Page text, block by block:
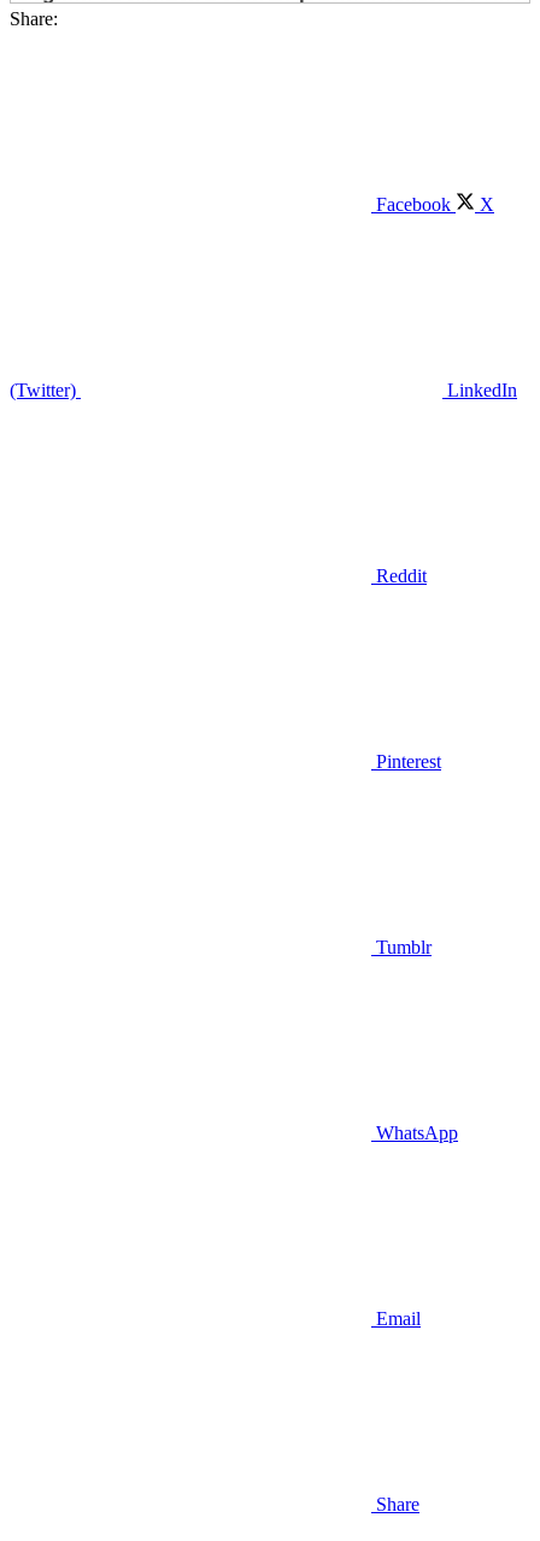
Share:
Facebook X
(Twitter) LinkedIn
Reddit
Pinterest
Tumblr
WhatsApp
Email
Share